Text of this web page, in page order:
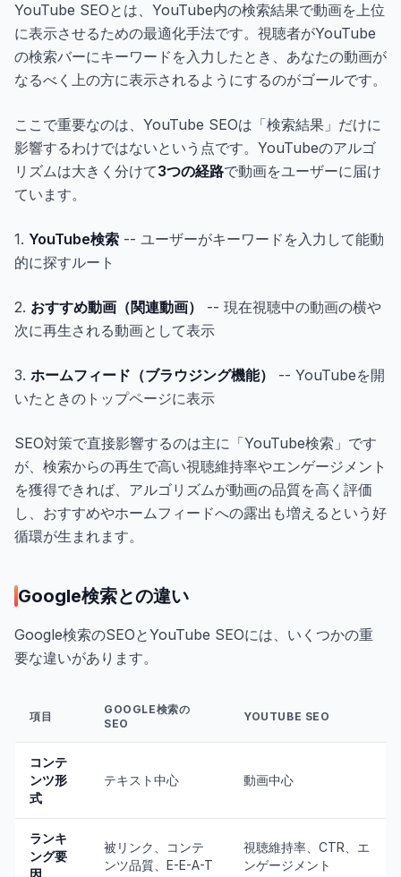
YouTube SEOとは、YouTube内の検索結果で動画を上位
に表示させるための最適化手法です。視聴者がYouTube
の検索バーにキーワードを入力したとき、あなたの動画が
なるべく上の方に表示されるようにするのがゴールです。
ここで重要なのは、YouTube SEOは「検索結果」だけに
影響するわけではないという点です。YouTubeのアルゴ
リズムは大きく分けて3つの経路で動画をユーザーに届け
ています。
1. YouTube検索 -- ユーザーがキーワードを入力して能動
的に探すルート
2. おすすめ動画（関連動画）
-- 現在視聴中の動画の横や
次に再生される動画として表示
3. ホームフィード（ブラウジング機能）
-- YouTubeを開
いたときのトップページに表示
SEO対策で直接影響するのは主に「YouTube検索」です
が、検索からの再生で高い視聴維持率やエンゲージメント
を獲得できれば、アルゴリズムが動画の品質を高く評価
し、おすすめやホームフィードへの露出も増えるという好
循環が生まれます。
Google検索との違い
Google検索のSEOとYouTube SEOには、いくつかの重
要な違いがあります。
項目
GOOGLE検索の
SEO
YOUTUBE SEO
コンテ
ンツ形
式
テキスト中心 動画中心
ランキ
ング要
因
被リンク、コンテ
ンツ品質、E-E-A-T
視聴維持率、CTR、エ
ンゲージメント